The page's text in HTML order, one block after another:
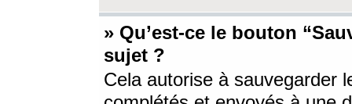
» Qu’est-ce le bouton
sujet ?
Cela autorise à sauvegarder